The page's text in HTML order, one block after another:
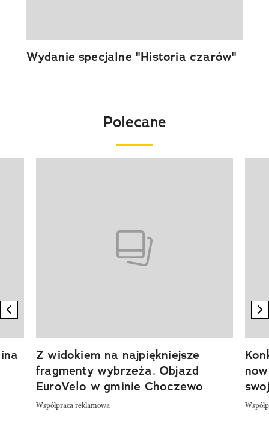
Wydanie specjalne "Historia czarów"
Polecane
previous element
Z widokiem na najpiękniejsze
fragmenty wybrzeża. Objazd
EuroVelo w gminie Choczewo
Współpraca reklamowa